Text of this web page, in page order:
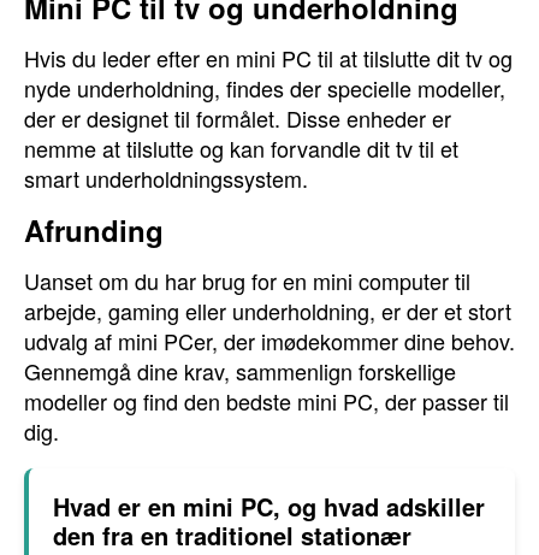
Hvis du leder efter en mini PC til at tilslutte dit tv og
nyde underholdning, findes der specielle modeller,
der er designet til formålet. Disse enheder er
nemme at tilslutte og kan forvandle dit tv til et
smart underholdningssystem.
Afrunding
Uanset om du har brug for en mini computer til
arbejde, gaming eller underholdning, er der et stort
udvalg af mini PCer, der imødekommer dine behov.
Gennemgå dine krav, sammenlign forskellige
modeller og find den bedste mini PC, der passer til
dig.
Hvad er en mini PC, og hvad adskiller
den fra en traditionel stationær